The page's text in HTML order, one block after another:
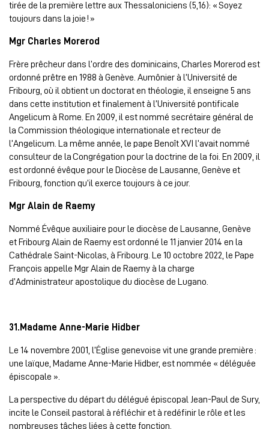
tirée de la première lettre aux Thessaloniciens (5,16): « Soyez
toujours dans la joie ! »
Mgr Charles Morerod
Frère prêcheur dans l’ordre des dominicains, Charles Morerod est
ordonné prêtre en 1988 à Genève. Aumônier à l’Université de
Fribourg, où il obtient un doctorat en théologie, il enseigne 5 ans
dans cette institution et finalement à l’Université pontificale
Angelicum à Rome. En 2009, il est nommé secrétaire général de
la Commission théologique internationale et recteur de
l’Angelicum. La même année, le pape Benoît XVI l’avait nommé
consulteur de la Congrégation pour la doctrine de la foi. En 2009, il
est ordonné évêque pour le Diocèse de Lausanne, Genève et
Fribourg, fonction qu’il exerce toujours à ce jour.
Mgr Alain de Raemy
Nommé Évêque auxiliaire pour le diocèse de Lausanne, Genève
et Fribourg Alain de Raemy est ordonné le 11 janvier 2014 en la
Cathédrale Saint-Nicolas, à Fribourg. Le 10 octobre 2022, le Pape
François appelle Mgr Alain de Raemy à la charge
d’Administrateur apostolique du diocèse de Lugano.
31.Madame Anne-Marie Hidber
Le 14 novembre 2001, l’Église genevoise vit une grande première :
une laïque, Madame Anne-Marie Hidber, est nommée « déléguée
épiscopale ».
La perspective du départ du délégué épiscopal Jean-Paul de Sury,
incite le Conseil pastoral à réfléchir et à redéfinir le rôle et les
nombreuses tâches liées à cette fonction.